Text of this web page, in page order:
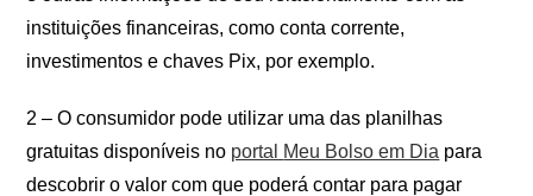
instituições financeiras, como conta corrente,
investimentos e chaves Pix, por exemplo.
2 – O consumidor pode utilizar uma das planilhas
gratuitas disponíveis no portal Meu Bolso em Dia para
descobrir o valor com que poderá contar para pagar